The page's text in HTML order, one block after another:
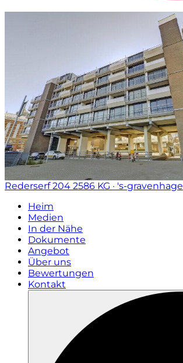
Rederserf 204 2586 KG · 's-gravenhage
Heim
Medien
In der Nähe
Dokumente
Angebot
Über uns
Bewertungen
Kontakt